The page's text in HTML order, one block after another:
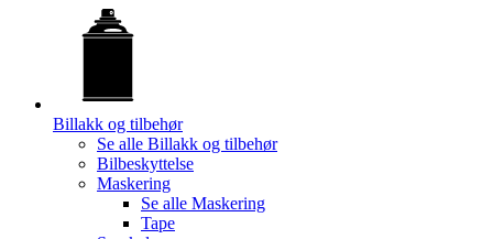
Billakk og tilbehør
Se alle Billakk og tilbehør
Bilbeskyttelse
Maskering
Se alle Maskering
Tape